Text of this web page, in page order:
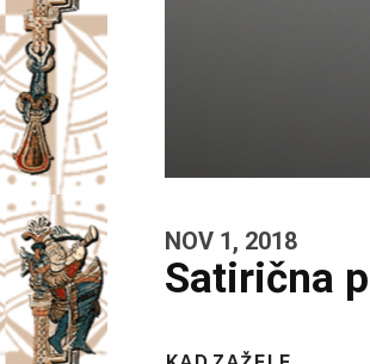
NOV 1, 2018
Satirična